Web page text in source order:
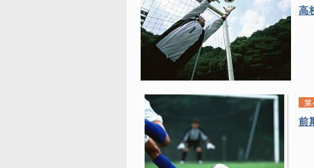
高
第
前